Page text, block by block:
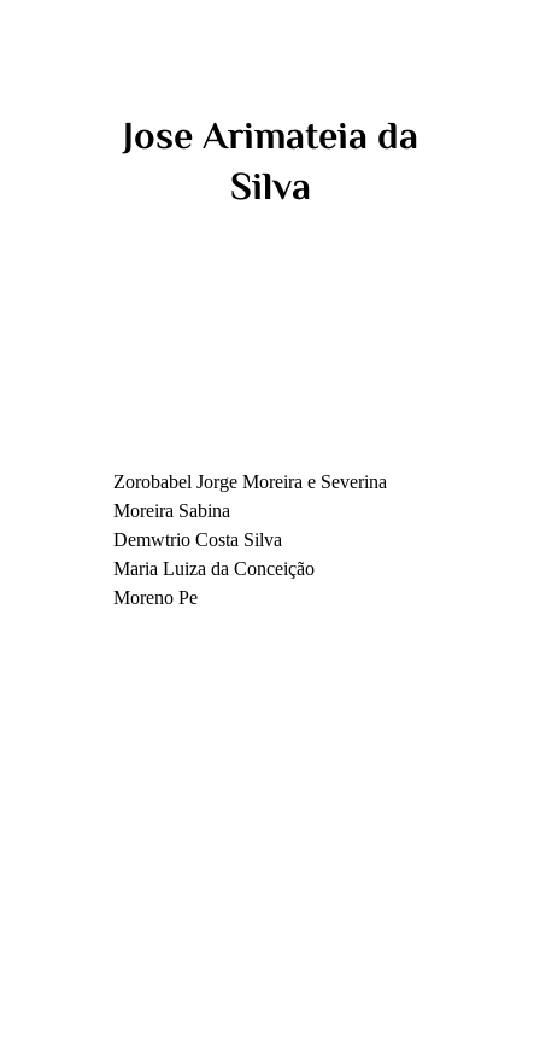
Jose Arimateia da
Silva
Zorobabel Jorge Moreira e Severina
Moreira Sabina
Demwtrio Costa Silva
Maria Luiza da Conceição
Moreno Pe